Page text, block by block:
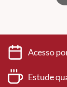
Acesso
Estude